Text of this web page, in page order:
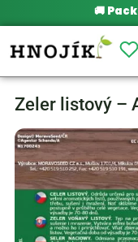
🚚
Zeler listový –